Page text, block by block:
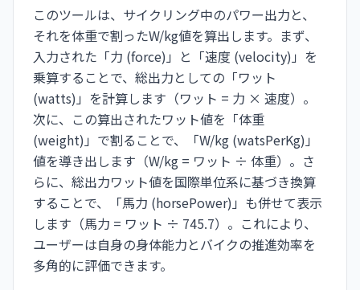
このツールは、サイクリング中のパワー出力と、
それを体重で割ったW/kg値を算出します。まず、
入力された「力 (force)」と「速度 (velocity)」を
乗算することで、総出力としての「ワット
(watts)」を計算します（ワット = 力 × 速度）。
次に、この算出されたワット値を「体重
(weight)」で割ることで、「W/kg (watsPerKg)」
値を導き出します（W/kg = ワット ÷ 体重）。さ
らに、総出力ワット値を国際単位系に基づき換算
することで、「馬力 (horsePower)」も併せて表示
します（馬力 = ワット ÷ 745.7）。これにより、
ユーザーは自身の身体能力とバイクの推進効率を
多角的に評価できます。